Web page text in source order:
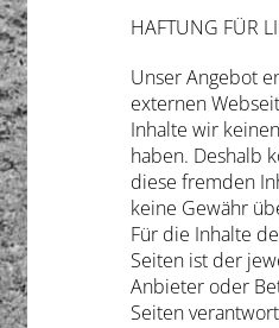
HAFTUNG FÜR
Unser Angebot
externen
Inhalte wir
haben. Deshalb
diese fremden
keine Gewähr
Für die Inhalte
Seiten ist der
Anbieter oder
Seiten